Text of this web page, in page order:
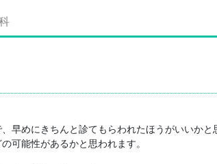
めにきちんと診てもらわれたほうがいいかと
可能性があるかと思われます。